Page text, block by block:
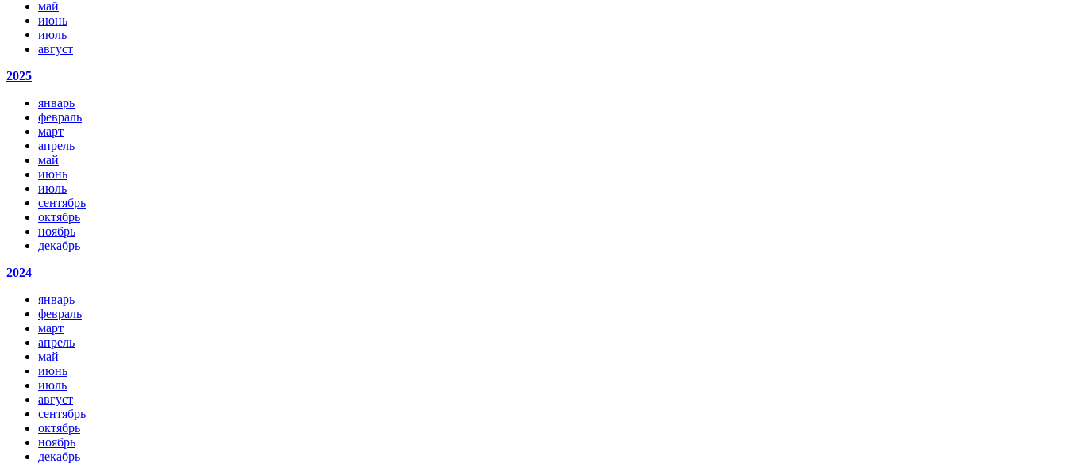
май
июнь
июль
август
2025
январь
февраль
март
апрель
май
июнь
июль
сентябрь
октябрь
ноябрь
декабрь
2024
январь
февраль
март
апрель
май
июнь
июль
август
сентябрь
октябрь
ноябрь
декабрь